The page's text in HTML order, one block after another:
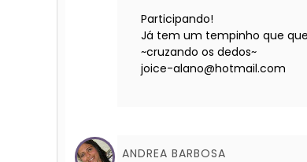
Participando!
Já tem um tempinho que
~cruzando os dedos~
joice-alano@hotmail.com
ANDREA BARBOSA